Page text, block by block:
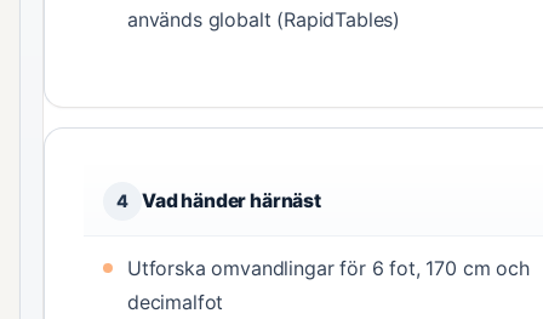
används globalt (RapidTables)
4 Vad händer härnäst
Utforska omvandlingar för 6 fot, 170 cm och
decimalfot